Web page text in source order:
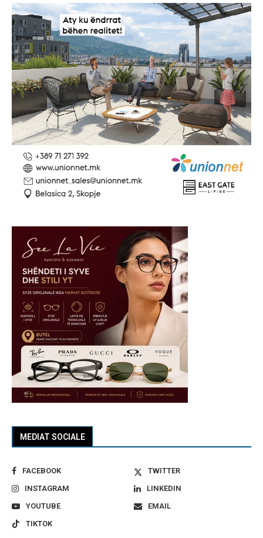
MEDIAT SOCIALE
FACEBOOK
TWITTER
INSTAGRAM
LINKEDIN
YOUTUBE
EMAIL
TIKTOK